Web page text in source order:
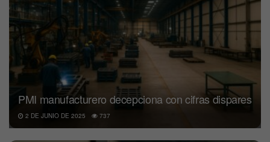
PMI manufacturero decepciona con cifras dispares
2 DE JUNIO DE 2025 737